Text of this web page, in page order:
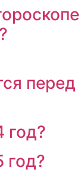
перед
год?
год?